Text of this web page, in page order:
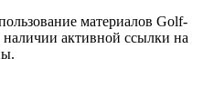
материалов Golf-
наличии активной ссылки на